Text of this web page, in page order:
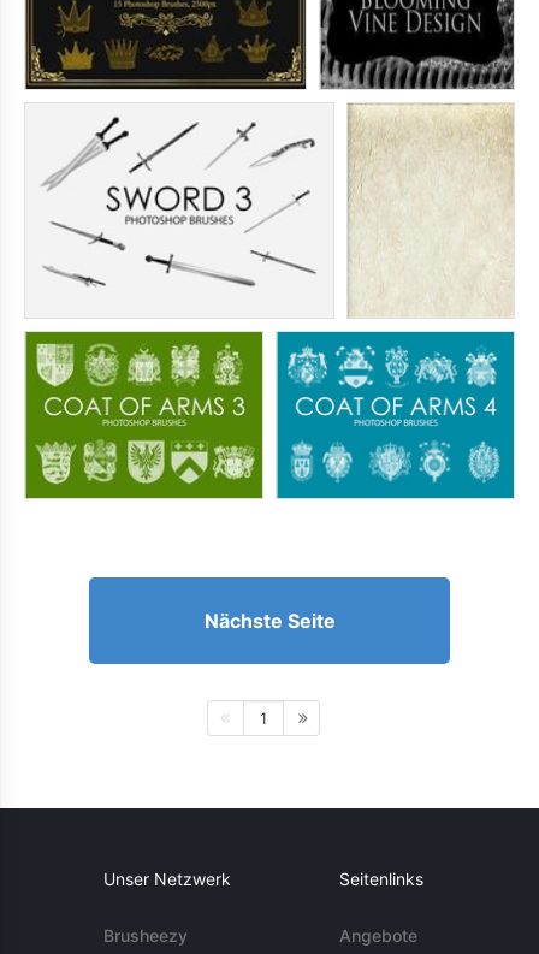
Nächste Seite
1
Unser Netzwerk
Brusheezy
Seitenlinks
Angebote